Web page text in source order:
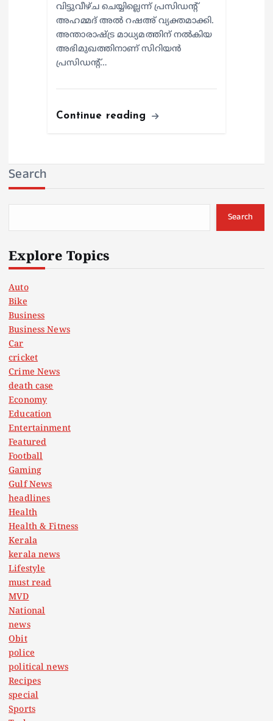
വിട്ടുവീഴ്ച ചെയ്യില്ലെന്ന് പ്രസിഡന്റ്
അഹമ്മദ് അല്‍ റഷഅ് വ്യക്തമാക്കി.
അന്താരാഷ്ട്ര മാധ്യമത്തിന് നല്‍കിയ
അഭിമുഖത്തിനാണ് സിറിയന്‍
പ്രസിഡന്റ്…
Continue reading
Search
Search
Explore Topics
Auto
Bike
Business
Business News
Car
cricket
Crime News
death case
Economy
Education
Entertainment
Featured
Football
Gaming
Gulf News
headlines
Health
Health & Fitness
Kerala
kerala news
Lifestyle
must read
MVD
National
news
Obit
police
political news
Recipes
special
Sports